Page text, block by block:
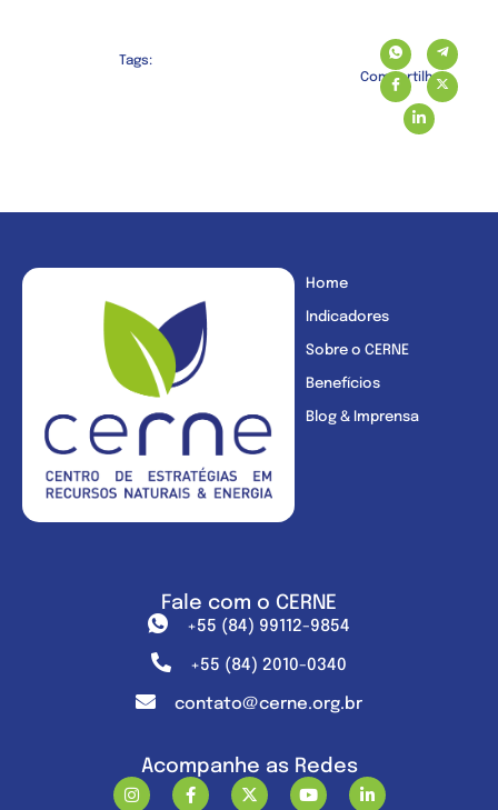
Tags:
Compartilhe:
Home
Indicadores
Sobre o CERNE
Benefícios
Blog & Imprensa
Fale com o CERNE
+55 (84) 99112-9854
+55 (84) 2010-0340
contato@cerne.org.br
Acompanhe as Redes